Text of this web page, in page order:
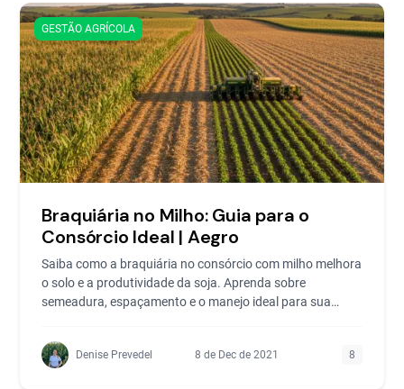
GESTÃO AGRÍCOLA
Braquiária no Milho: Guia para o
Consórcio Ideal | Aegro
Saiba como a braquiária no consórcio com milho melhora
o solo e a produtividade da soja. Aprenda sobre
semeadura, espaçamento e o manejo ideal para sua
Denise Prevedel 8 de Dec de 2021 8